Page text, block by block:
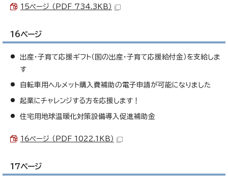
15ページ （PDF 734.3KB）
16ページ
出産・子育て応援ギフト（国の出産・子育て応援給付金）を支給しま
す
自転車用ヘルメット購入費補助の電子申請が可能になりました
起業にチャレンジする方を応援します！
住宅用地球温暖化対策設備導入促進補助金
16ページ （PDF 1022.1KB）
17ページ